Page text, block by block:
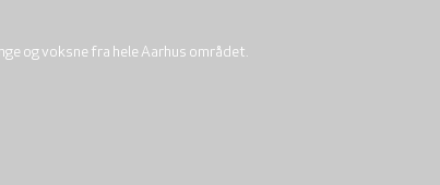
og voksne fra hele Aarhus området.